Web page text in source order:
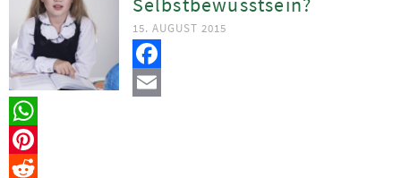
15. AUGUST 2015
Facebook
Email
WhatsApp
Pinterest